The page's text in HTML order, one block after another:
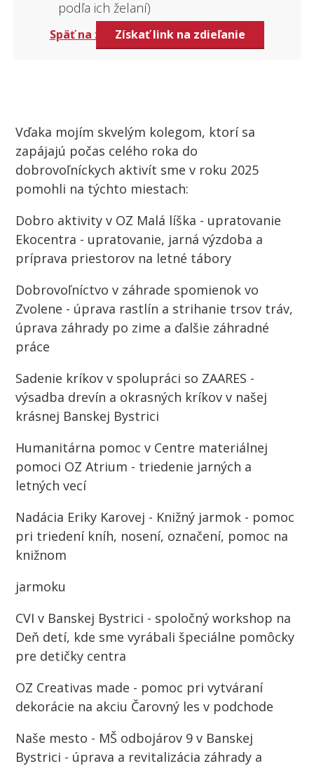
podľa ich želaní)
Späť na zoznam firiemZískať link na zdieľanie
Vďaka mojím skvelým kolegom, ktorí sa
zapájajú počas celého roka do
dobrovoľníckych aktivít sme v roku 2025
pomohli na týchto miestach:
Dobro aktivity v OZ Malá líška - upratovanie
Ekocentra - upratovanie, jarná výzdoba a
príprava priestorov na letné tábory
Dobrovoľníctvo v záhrade spomienok vo
Zvolene - úprava rastlín a strihanie trsov tráv,
úprava záhrady po zime a ďalšie záhradné
práce
Sadenie kríkov v spolupráci so ZAARES -
výsadba drevín a okrasných kríkov v našej
krásnej Banskej Bystrici
Humanitárna pomoc v Centre materiálnej
pomoci OZ Atrium - triedenie jarných a
letných vecí
Nadácia Eriky Karovej - Knižný jarmok - pomoc
pri triedení kníh, nosení, označení, pomoc na
knižnom
jarmoku
CVI v Banskej Bystrici - spoločný workshop na
Deň detí, kde sme vyrábali špeciálne pomôcky
pre detičky centra
OZ Creativas made - pomoc pri vytváraní
dekorácie na akciu Čarovný les v podchode
Naše mesto - MŠ odbojárov 9 v Banskej
Bystrici - úprava a revitalizácia záhrady a